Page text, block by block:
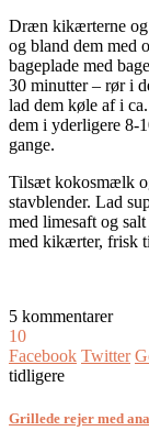
Dræn kikærterne og
og bland dem med
bageplade med
30 minutter – rør i
lad dem køle af i
dem i yderligere 8-
gange.
Tilsæt kokosmælk
stavblender. Lad
med limesaft og
med kikærter, frisk
5 kommentarer
10
Facebook Twitter
tidligere
Grillede rejer med